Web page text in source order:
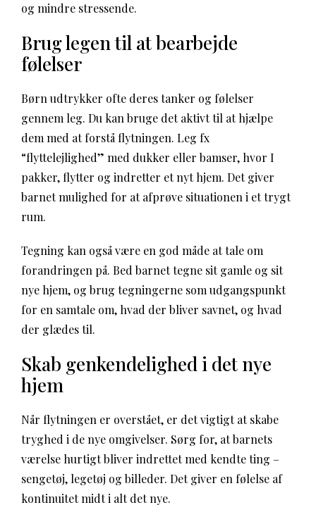
og mindre stressende.
Brug legen til at bearbejde
følelser
Børn udtrykker ofte deres tanker og følelser
gennem leg. Du kan bruge det aktivt til at hjælpe
dem med at forstå flytningen. Leg fx
“flyttelejlighed” med dukker eller bamser, hvor I
pakker, flytter og indretter et nyt hjem. Det giver
barnet mulighed for at afprøve situationen i et trygt
rum.
Tegning kan også være en god måde at tale om
forandringen på. Bed barnet tegne sit gamle og sit
nye hjem, og brug tegningerne som udgangspunkt
for en samtale om, hvad der bliver savnet, og hvad
der glædes til.
Skab genkendelighed i det nye
hjem
Når flytningen er overstået, er det vigtigt at skabe
tryghed i de nye omgivelser. Sørg for, at barnets
værelse hurtigt bliver indrettet med kendte ting –
sengetøj, legetøj og billeder. Det giver en følelse af
kontinuitet midt i alt det nye.